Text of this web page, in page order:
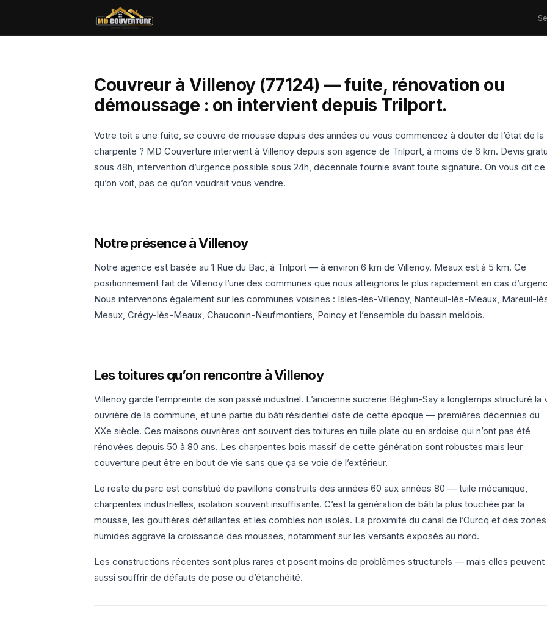
Couvreur à Villenoy (77124) — fuite, rénovation ou
démoussage : on intervient depuis Trilport.
Votre toit a une fuite, se couvre de mousse depuis des années ou vous commencez à douter de l’état de la
charpente ? MD Couverture intervient à Villenoy depuis son agence de Trilport, à moins de 6 km. Devis
sous 48h, intervention d’urgence possible sous 24h, décennale fournie avant toute signature. On vous dit ce
qu’on voit, pas ce qu’on voudrait vous vendre.
Notre présence à Villenoy
Notre agence est basée au 1 Rue du Bac, à Trilport — à environ 6 km de Villenoy. Meaux est à 5 km. Ce
positionnement fait de Villenoy l’une des communes que nous atteignons le plus rapidement en cas
Nous intervenons également sur les communes voisines : Isles-lès-Villenoy, Nanteuil-lès-Meaux, Mareuil-
Meaux, Crégy-lès-Meaux, Chauconin-Neufmontiers, Poincy et l’ensemble du bassin meldois.
Les toitures qu’on rencontre à Villenoy
Villenoy garde l’empreinte de son passé industriel. L’ancienne sucrerie Béghin-Say a longtemps structuré la
ouvrière de la commune, et une partie du bâti résidentiel date de cette époque — premières décennies du
XXe siècle. Ces maisons ouvrières ont souvent des toitures en tuile plate ou en ardoise qui n’ont pas été
rénovées depuis 50 à 80 ans. Les charpentes bois massif de cette génération sont robustes mais leur
couverture peut être en bout de vie sans que ça se voie de l’extérieur.
Le reste du parc est constitué de pavillons construits des années 60 aux années 80 — tuile mécanique,
charpentes industrielles, isolation souvent insuffisante. C’est la génération de bâti la plus touchée par la
mousse, les gouttières défaillantes et les combles non isolés. La proximité du canal de l’Ourcq et des zones
humides aggrave la croissance des mousses, notamment sur les versants exposés au nord.
Les constructions récentes sont plus rares et posent moins de problèmes structurels — mais elles peuvent
aussi souffrir de défauts de pose ou d’étanchéité.